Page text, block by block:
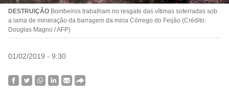
DESTRUIÇÃO Bombeiros trabalham no resgate das vítimas soterradas sob
a lama de mineração da barragem da mina Córrego do Feijão (Crédito:
Douglas Magno / AFP)
01/02/2019 - 9:30